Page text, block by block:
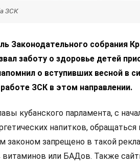
ЗСК
Законодательного собрания
заботу о здоровье детей
о вступивших весной в
работе ЗСК в этом направлении.
кубанского парламента, с
напитков,
законом запрещено в такой
витаминов или БАДов. Также